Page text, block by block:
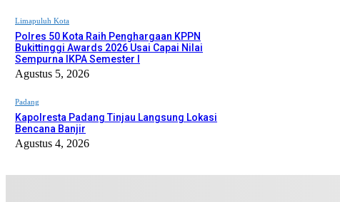
Limapuluh Kota
Polres 50 Kota Raih Penghargaan KPPN
Bukittinggi Awards 2026 Usai Capai Nilai
Sempurna IKPA Semester I
Agustus 5, 2026
Padang
Kapolresta Padang Tinjau Langsung Lokasi
Bencana Banjir
Agustus 4, 2026